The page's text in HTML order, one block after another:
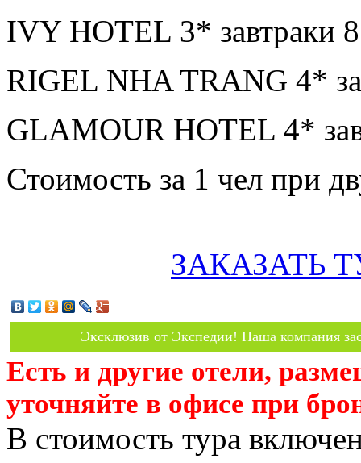
IVY HOTEL 3* завтраки
RIGEL NHA TRANG 4*
GLAMOUR HOTEL 4*
Стоимость за 1 чел при
ЗАКАЗАТЬ
Эксклюзив от Экспедии! Наша компания
Есть и другие отели,
уточняйте в офисе при
В стоимость тура